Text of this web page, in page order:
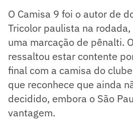
O Camisa 9 foi o autor de
Tricolor paulista na
uma marcação de pênalti.
ressaltou estar contente
final com a camisa do
que reconhece que ainda
decidido, embora o São
vantagem.